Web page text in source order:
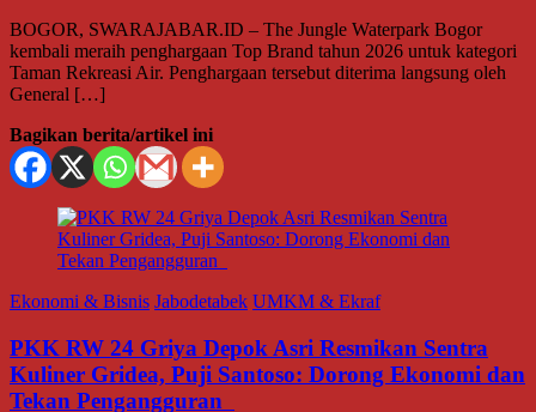
BOGOR, SWARAJABAR.ID – The Jungle Waterpark Bogor
kembali meraih penghargaan Top Brand tahun 2026 untuk kategori
Taman Rekreasi Air. Penghargaan tersebut diterima langsung oleh
General […]
Bagikan berita/artikel ini
Ekonomi & Bisnis Jabodetabek UMKM & Ekraf
PKK RW 24 Griya Depok Asri Resmikan Sentra
Kuliner Gridea, Puji Santoso: Dorong Ekonomi dan
Tekan Pengangguran